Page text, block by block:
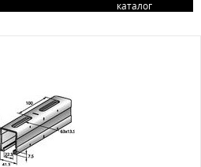
каталог